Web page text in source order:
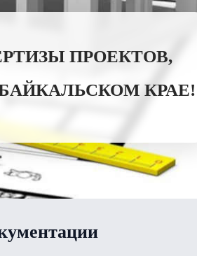
ПРОЕКТОВ,
КРАЕ!